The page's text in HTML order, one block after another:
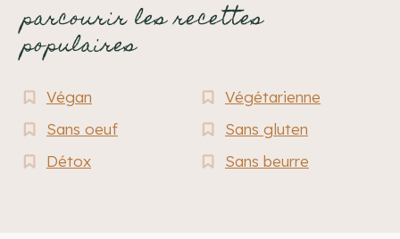
parcourir les recettes
populaires
Végan
Végétarienne
Sans oeuf
Sans gluten
Détox
Sans beurre